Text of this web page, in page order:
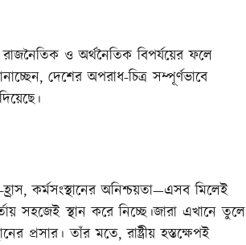
ও অর্থনৈতিক বিপর্যয়ের ফলে
দেশের অপরাধ-চিত্র সম্পূর্ণভাবে
কর্মসংস্থানের অনিশ্চয়তা—এসব মিলেই
সহজেই স্থান করে নিচ্ছে।জারা এখানে তুলে
প্রসার। তাঁর মতে, রাষ্ট্রীয় হস্তক্ষেপই